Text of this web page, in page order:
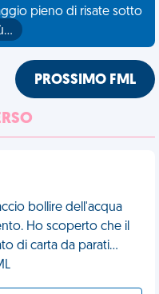
pieno di risate sotto
PROSSIMO FML
bollire dell'acqua
Ho scoperto che il
di carta da parati...